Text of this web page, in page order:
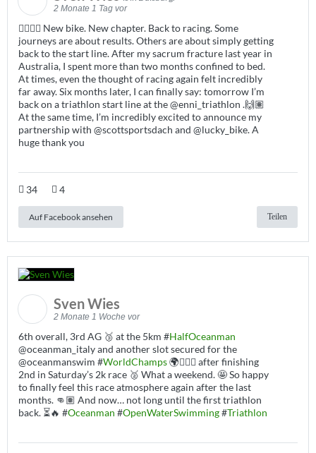
2 Monate 1 Tag vor
🚴🏽‍♂️✨ New bike. New chapter. Back to racing. Some
journeys are about results. Others are about simply getting
back to the start line. After my sacrum fracture last year in
Australia, I spent more than two months confined to bed.
At times, even the thought of racing again felt incredibly
far away. Six months later, I can finally say: tomorrow I’m
back on a triathlon start line at the @enni_triathlon .🙌🏽
At the same time, I’m incredibly excited to announce my
partnership with @scottsportsdach and @lucky_bike. A
huge thank you
34 4
Auf Facebook ansehen Teilen
Sven Wies
2 Monate 1 Woche vor
6th overall, 3rd AG 🥉 at the 5km #HalfOceanman
@oceanman_italy and another slot secured for the
@oceanmanswim #WorldChamps🌍🏊🏽‍♂️ after finishing
2nd in Saturday’s 2k race 🥈 What a weekend. 🤩 So happy
to finally feel this race atmosphere again after the last
months. 👊🏽 And now… not long until the first triathlon
back. ⏳🔥 #Oceanman #OpenWaterSwimming#Triathlon